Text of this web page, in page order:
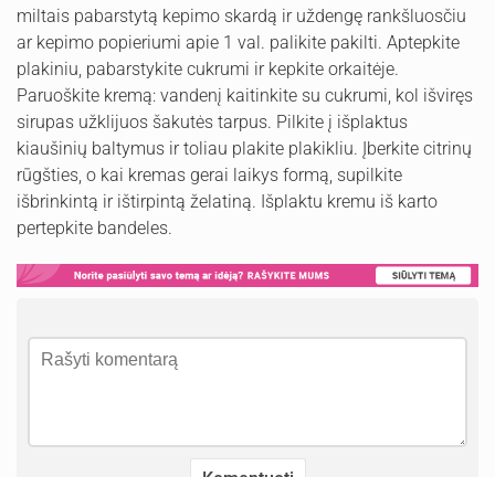
miltais pabarstytą kepimo skardą ir uždengę rankšluosčiu
ar kepimo popieriumi apie 1 val. palikite pakilti. Aptepkite
plakiniu, pabarstykite cukrumi ir kepkite orkaitėje.
Paruoškite kremą: vandenį kaitinkite su cukrumi, kol išviręs
sirupas užklijuos šakutės tarpus. Pilkite į išplaktus
kiaušinių baltymus ir toliau plakite plakikliu. Įberkite citrinų
rūgšties, o kai kremas gerai laikys formą, supilkite
išbrinkintą ir ištirpintą želatiną. Išplaktu kremu iš karto
pertepkite bandeles.